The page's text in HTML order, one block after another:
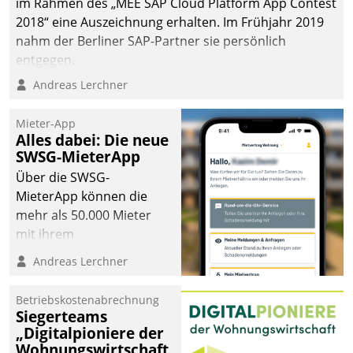
2018“ eine Auszeichnung erhalten. Im Frühjahr 2019
nahm der Berliner SAP-Partner sie persönlich
entgegen.
Andreas Lerchner
Mieter-App
Alles dabei: Die neue
SWSG-MieterApp
Über die SWSG-
MieterApp können die
mehr als 50.000 Mieter
mit ihrem
Wohnungsunternehmen
kommunizieren, auf dem
einsehen und ändern
oder
Schadensmeldungen
Andreas Lerchner
Betriebskostenabrechnung
Siegerteams
„Digitalpioniere der